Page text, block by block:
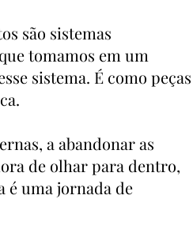
são sistemas
tomamos em um
sistema. É como peças
a abandonar as
de olhar para dentro,
é uma jornada de